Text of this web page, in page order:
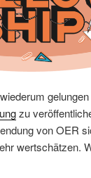
zu
von OER
wertschätzen.